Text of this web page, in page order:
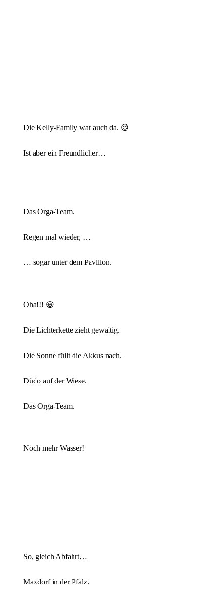
Die Kelly-Family war auch da. 😉
Ist aber ein Freundlicher…
Das Orga-Team.
Regen mal wieder, …
… sogar unter dem Pavillon.
Oha!!! 😀
Die Lichterkette zieht gewaltig.
Die Sonne füllt die Akkus nach.
Düdo auf der Wiese.
Das Orga-Team.
Noch mehr Wasser!
So, gleich Abfahrt…
Maxdorf in der Pfalz.